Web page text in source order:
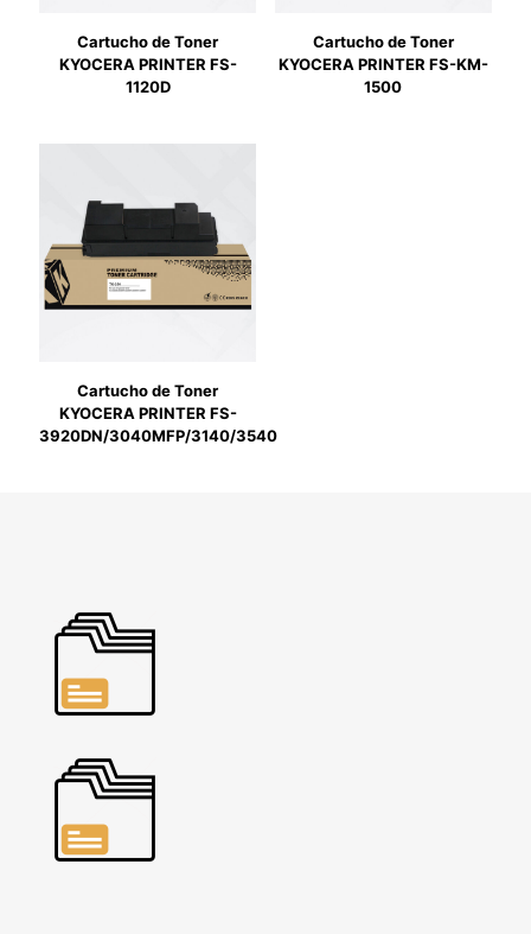
Cartucho de Toner
KYOCERA PRINTER FS-
1120D
Cartucho de Toner
KYOCERA PRINTER FS-KM-
1500
Cartucho de Toner
KYOCERA PRINTER FS-
3920DN/3040MFP/3140/3540